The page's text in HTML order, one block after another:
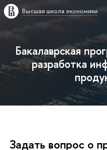
ысшая школа экономики
Бакалаврская
разработка
Задать вопрос о